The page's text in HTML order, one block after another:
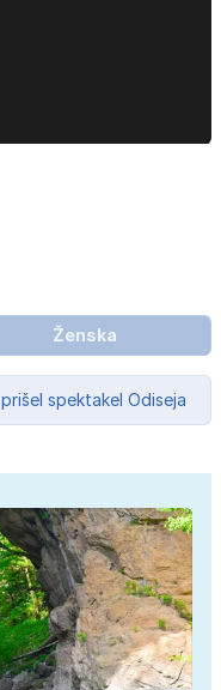
Ženska
spektakel Odiseja